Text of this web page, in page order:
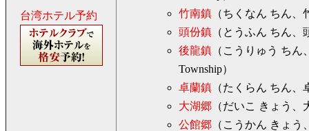
竹南鎮 （ちくなん ちん、
頭份鎮 （とうふん ちん
後龍鎮 （こうりゅう ち
Township）
卓蘭鎮 （たくらん ちん、
大湖郷 （だいこ きょう、
公館郷 （こうかん きょう
台湾ホテル予約